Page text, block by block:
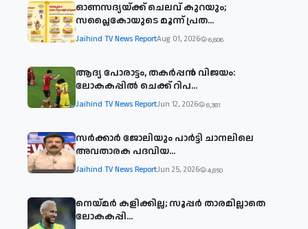
ഓണസദ്യയ്ക്ക് ചെലവ് കുറയും;
സപ്ലൈകോയുടെ മൂന്ന് പ്രത...
Jaihind TV News ReportAug 01, 2026 6,606
ആദ്യ പോരാട്ടം, തകർപ്പൻ വിജയം:
ലോകകപ്പിൽ ചെക്ക് റിപ...
Jaihind TV News ReportJun 12, 2026 6,381
സര്‍ക്കാര്‍ ജോലിയും പാര്‍ട്ടി ചാനലിലെ
അവതാരക പദവിയ...
Jaihind TV News ReportJun 25, 2026 4,850
നെയ്മര്‍ കളിക്കില്ല; സൂപ്പര്‍ താരമില്ലാതെ
ലോകകപ്പി...